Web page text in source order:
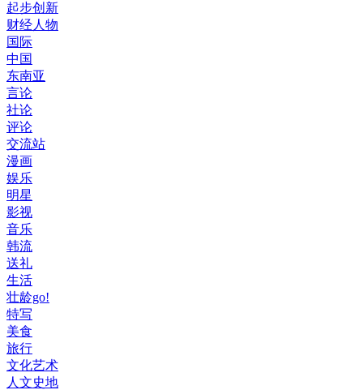
起步创新
财经人物
国际
中国
东南亚
言论
社论
评论
交流站
漫画
娱乐
明星
影视
音乐
韩流
送礼
生活
壮龄go!
特写
美食
旅行
文化艺术
人文史地